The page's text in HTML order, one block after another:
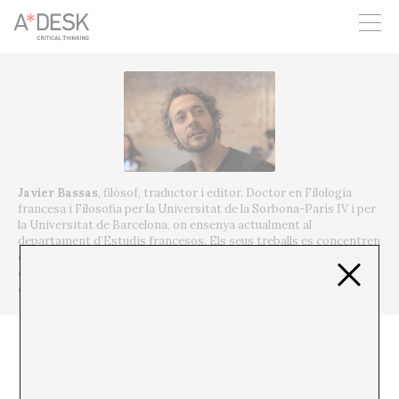
seguim necessitant-te per a poder seguir endavant. Ara pots
participar del projecte i recolzar-lo.
Javier Bassas, filòsof, traductor i editor. Doctor en Filologia
francesa i Filosofia per la Universitat de la Sorbona-París IV i per
la Universitat de Barcelona, ​​on ensenya actualment al
departament d’Estudis francesos. Els seus treballs es concentren
en la relació entre llenguatge, art i política, i també en la traducció
del pensament francès contemporani.
cofundador del Instituto del Tiempo Suspendido.